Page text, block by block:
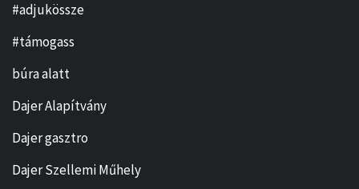
#adjukössze
#támogass
búra alatt
Dajer Alapítvány
Dajer gasztro
Dajer Szellemi Műhely